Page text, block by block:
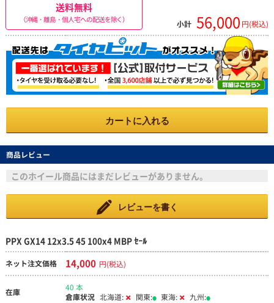
送料無料
（沖縄・離島・個人宅への配送を除く） 小計 56,000 円(税込)
カートに入れる
商品レビュー
このホイール商品にはまだレビューがありません。
レビューを書く
PPX GX14 12x3.5 45 100x4 MBP ｾｰﾙ
ネット注文価格 14,000 円(税込)
在庫
40 本
倉庫状況 北海道: 関東: 東海: 九州: